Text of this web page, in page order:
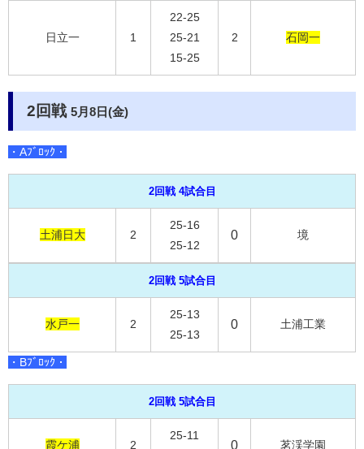
日立一 1
22-25
25-21
15-25
2 石岡一
2回戦 5月8日(金)
・Aﾌﾞﾛｯｸ・
2回戦 4試合目
土浦日大 2
25-16
25-12
0 境
2回戦 5試合目
水戸一 2
25-13
25-13
0 土浦工業
・Bﾌﾞﾛｯｸ・
2回戦 5試合目
霞ケ浦 2
25-11
0 茗渓学園